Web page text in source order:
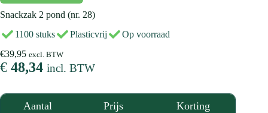
Aantal Prijs Korting
Snackzak 2 pond (nr. 28)
1100 stuks
Plasticvrij
Op voorraad
€39,95 excl. BTW
€ 48,34 incl. BTW